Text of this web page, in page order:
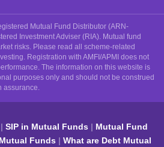
Mutual Fund Distributor (ARN-
Investment Adviser (RIA). Mutual fund
risks. Please read all scheme-related
Registration with AMFI/APMI does not
The information on this website is
purposes only and should not be construed
assurance.
SIP in Mutual Funds
Mutual Fund
Funds
What are Debt Mutual